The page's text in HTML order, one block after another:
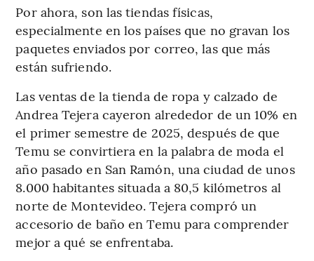
Por ahora, son las tiendas físicas,
especialmente en los países que no gravan los
paquetes enviados por correo, las que más
están sufriendo.
Las ventas de la tienda de ropa y calzado de
Andrea Tejera cayeron alrededor de un 10% en
el primer semestre de 2025, después de que
Temu se convirtiera en la palabra de moda el
año pasado en San Ramón, una ciudad de unos
8.000 habitantes situada a 80,5 kilómetros al
norte de Montevideo. Tejera compró un
accesorio de baño en Temu para comprender
mejor a qué se enfrentaba.